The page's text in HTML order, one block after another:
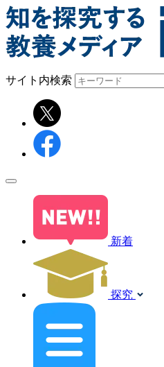
サイト内検索
新着
探究